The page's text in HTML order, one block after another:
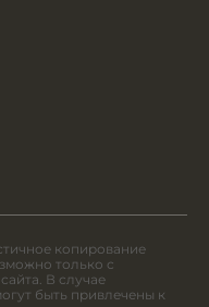
копирование
только с
В случае
быть привлечены к